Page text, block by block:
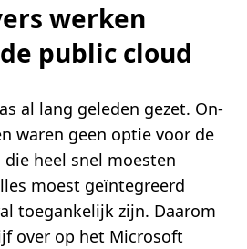
werken
public cloud
al lang geleden gezet. On-
waren geen optie voor de
heel snel moesten
moest geïntegreerd
toegankelijk zijn. Daarom
over op het Microsoft